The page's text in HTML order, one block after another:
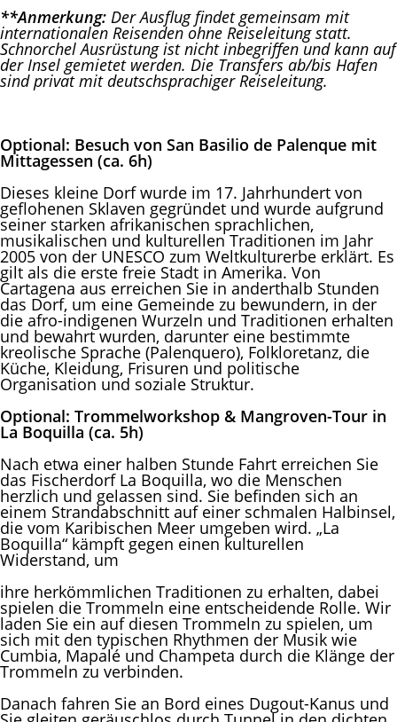
**Anmerkung: Der Ausflugfindet gemeinsam mit
internationalen Reisenden ohne Reiseleitung statt.
Schnorchel Ausrüstung ist nicht inbegriffen und kann auf
der Insel gemietet werden. Die Transfers ab/bis Hafen
sind privat mit deutschsprachiger Reiseleitung.
Optional: Besuch von San Basilio de Palenque mit
Mittagessen (ca. 6h)
Dieses kleine Dorf wurde im 17. Jahrhundert von
geflohenen Sklaven gegründet und wurde aufgrund
seiner starken afrikanischen sprachlichen,
musikalischen und kulturellen Traditionen im Jahr
2005 von der UNESCO zum Weltkulturerbe erklärt. Es
gilt als die erste freie Stadt in Amerika. Von
Cartagena aus erreichen Sie in anderthalb Stunden
das Dorf, um eine Gemeinde zu bewundern, in der
die afro-indigenen Wurzeln und Traditionen erhalten
und bewahrt wurden, darunter eine bestimmte
kreolische Sprache (Palenquero), Folkloretanz, die
Küche, Kleidung, Frisuren und politische
Organisation und soziale Struktur.
Optional: Trommelworkshop & Mangroven-Tour in
La Boquilla (ca. 5h)
Nach etwa einer halben Stunde Fahrt erreichen Sie
das Fischerdorf La Boquilla, wo die Menschen
herzlich und gelassen sind. Sie befinden sich an
einem Strandabschnitt auf einer schmalen Halbinsel,
die vom Karibischen Meer umgeben wird. „La
Boquilla“ kämpft gegen einen kulturellen
Widerstand, um
ihre herkömmlichen Traditionen zu erhalten, dabei
spielen die Trommeln eine entscheidende Rolle. Wir
laden Sie ein auf diesen Trommeln zu spielen, um
sich mit den typischen Rhythmen der Musik wie
Cumbia, Mapalé und Champeta durch die Klänge der
Trommeln zu verbinden.
Danach fahren Sie an Bord eines Dugout-Kanus und